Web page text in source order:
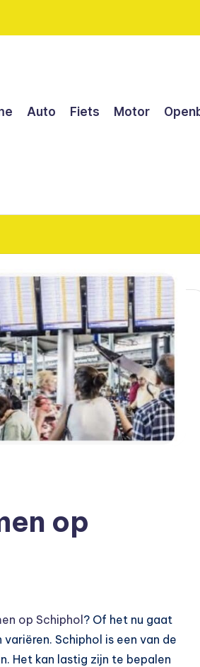
Auto Fiets Motor
op
op Schiphol? Of het nu gaat
Schiphol is een van de
Het kan lastig zijn te bepalen